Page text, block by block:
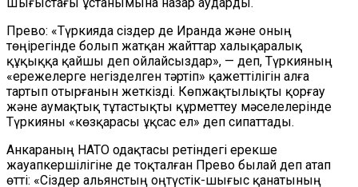
Прево: «Түркияда сіздер де Иранда және оның
төңірегінде болып жатқан жайттар халықаралық
құқыққа қайшы деп ойлайсыздар», — деп, Түркияның
«ережелерге негізделген тәртіп» қажеттілігін алға
тартып отырғанын жеткізді. Көпжақтылықты қорғау
және аумақтық тұтастықты құрметтеу мәселелерінде
Түркияны «көзқарасы ұқсас ел» деп сипаттады.
Анкараның НАТО одақтасы ретіндегі ерекше
жауапкершілігіне де тоқталған Прево былай деп атап
өтті: «Сіздер альянстың оңтүстік-шығыс қанатының